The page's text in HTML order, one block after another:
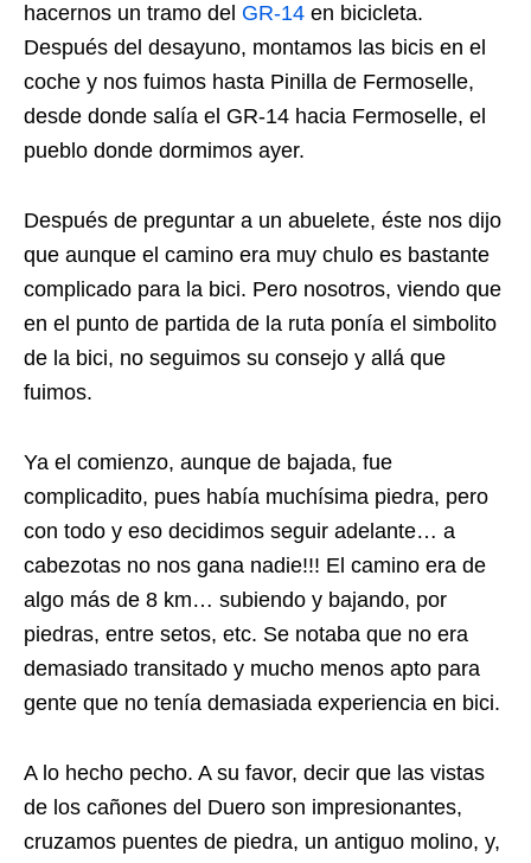
hacernos un tramo del GR-14 en bicicleta.
Después del desayuno, montamos las bicis en el
coche y nos fuimos hasta Pinilla de Fermoselle,
desde donde salía el GR-14 hacia Fermoselle, el
pueblo donde dormimos ayer.
Después de preguntar a un abuelete, éste nos dijo
que aunque el camino era muy chulo es bastante
complicado para la bici. Pero nosotros, viendo que
en el punto de partida de la ruta ponía el simbolito
de la bici, no seguimos su consejo y allá que
fuimos.
Ya el comienzo, aunque de bajada, fue
complicadito, pues había muchísima piedra, pero
con todo y eso decidimos seguir adelante… a
cabezotas no nos gana nadie!!! El camino era de
algo más de 8 km… subiendo y bajando, por
piedras, entre setos, etc. Se notaba que no era
demasiado transitado y mucho menos apto para
gente que no tenía demasiada experiencia en bici.
A lo hecho pecho. A su favor, decir que las vistas
de los cañones del Duero son impresionantes,
cruzamos puentes de piedra, un antiguo molino, y,